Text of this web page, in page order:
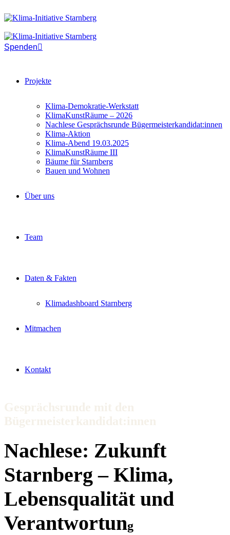
Spenden
Projekte
Klima-Demokratie-Werkstatt
KlimaKunstRäume – 2026
Nachlese Gesprächsrunde Bügermeisterkandidat:innen
Klima-Aktion
Klima-Abend 19.03.2025
KlimaKunstRäume III
Bäume für Starnberg
Bauen und Wohnen
Über uns
Team
Daten & Fakten
Klimadashboard Starnberg
Mitmachen
Kontakt
Nachlese: Zukunft
Starnberg – Klima,
Lebensqualität und
Verantwortung